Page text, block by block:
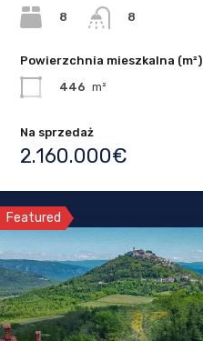
8
8
Powierzchnia mieszkalna (m²)
446 m²
Na sprzedaż
2.160.000€
Featured